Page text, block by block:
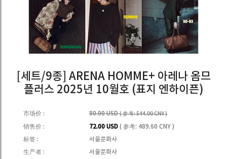
[세트/9종] ARENA HOMME+ 아레나 옴므
플러스 2025년 10월호 (표지 엔하이픈)
市场价 : 80.00 USD( 参考: 544.00 CNY )
销售价 : 72.00 USD( 参考: 489.60 CNY )
标签 :
서울문화사
生产者 :
서울문화사